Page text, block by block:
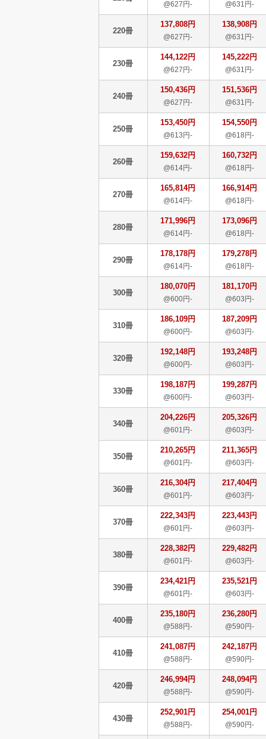
@627円- @631円-
220冊
137,808円
@627円-
138,908円
@631円-
230冊
144,122円
@627円-
145,222円
@631円-
240冊
150,436円
@627円-
151,536円
@631円-
250冊
153,450円
@613円-
154,550円
@618円-
260冊
159,632円
@614円-
160,732円
@618円-
270冊
165,814円
@614円-
166,914円
@618円-
280冊
171,996円
@614円-
173,096円
@618円-
290冊
178,178円
@614円-
179,278円
@618円-
300冊
180,070円
@600円-
181,170円
@603円-
310冊
186,109円
@600円-
187,209円
@603円-
320冊
192,148円
@600円-
193,248円
@603円-
330冊
198,187円
@600円-
199,287円
@603円-
340冊
204,226円
@601円-
205,326円
@603円-
350冊
210,265円
@601円-
211,365円
@603円-
360冊
216,304円
@601円-
217,404円
@603円-
370冊
222,343円
@601円-
223,443円
@603円-
380冊
228,382円
@601円-
229,482円
@603円-
390冊
234,421円
@601円-
235,521円
@603円-
400冊
235,180円
@588円-
236,280円
@590円-
410冊
241,087円
@588円-
242,187円
@590円-
420冊
246,994円
@588円-
248,094円
@590円-
430冊
252,901円
@588円-
254,001円
@590円-